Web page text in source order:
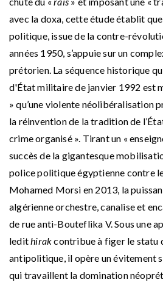
avec la doxa, cette étude établit
politique, issue de la contre-
années 1950, s’appuie sur un
prétorien. La séquence historique
d'État militaire de janvier 1992 est
» qu’une violente néolibéralisation
la réinvention de la tradition de
crime organisé ». Tirant un «
succès de la gigantesque
police politique égyptienne contre
Mohamed Morsi en 2013, la
algérienne orchestre, canalise et
de rue anti-Bouteflika V. Sous une
ledit hirakcontribue à figer le statu
antipolitique, il opère un évitement
qui travaillent la domination